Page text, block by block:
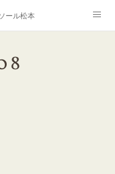
ール松本